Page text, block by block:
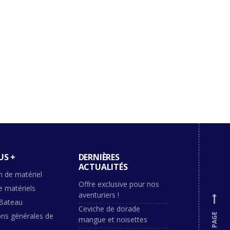
+
de matériel
matériels
générales de
DERNIÈRES
ACTUALITÉS
Offre exclusive pour nos
aventuriers !
Ceviche de dorade
mangue et noisettes